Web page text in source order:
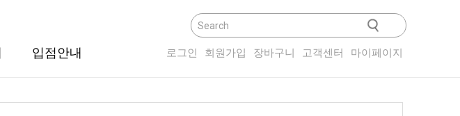
로그인 회원가입 장바구니 고객센터 마이페이지
입점안내